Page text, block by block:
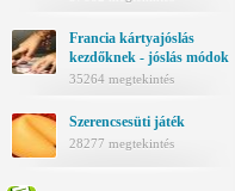
Francia kártyajóslás
kezdőknek - jóslás módok
35264 megtekintés
Szerencsesüti játék
28277 megtekintés